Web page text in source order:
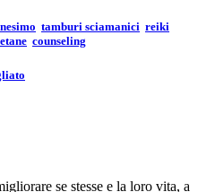
tamburi sciamanici reiki
counseling
se stesse e la loro vita, a